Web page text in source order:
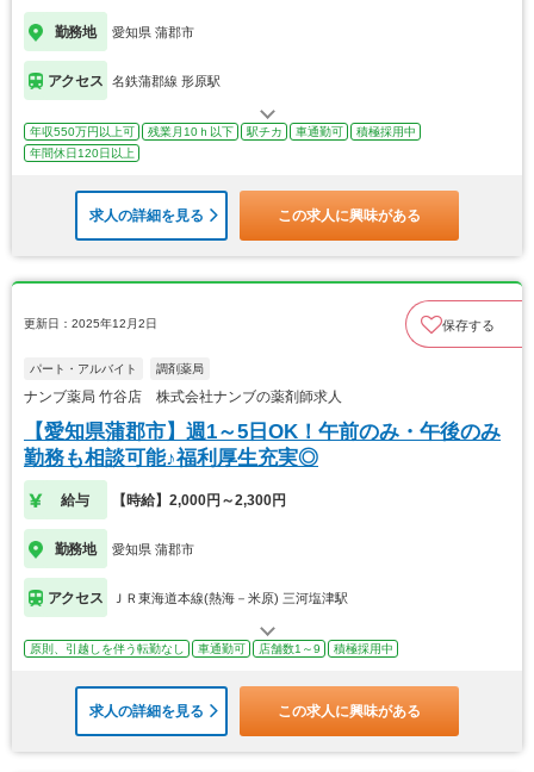
勤務地 愛知県 蒲郡市
アクセス 名鉄蒲郡線 形原駅
年収550万円以上可 残業月10ｈ以下 駅チカ 車通勤可
積極採用中
年間休日120日以上
求人の詳細を見る この求人に興味がある
更新日：2025年12月2日 保存する
パート・アルバイト 調剤薬局
ナンブ薬局 竹谷店 株式会社ナンブの薬剤師求人
【愛知県蒲郡市】週1～5日OK！午前のみ・午後のみ
勤務も相談可能♪福利厚生充実◎
給与 【時給】2,000円～2,300円
勤務地 愛知県 蒲郡市
アクセス ＪＲ東海道本線(熱海－米原) 三河塩津駅
原則、引越しを伴う転勤なし 車通勤可 店舗数1～9 積極採用中
求人の詳細を見る この求人に興味がある